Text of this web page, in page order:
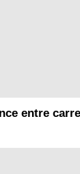
entre